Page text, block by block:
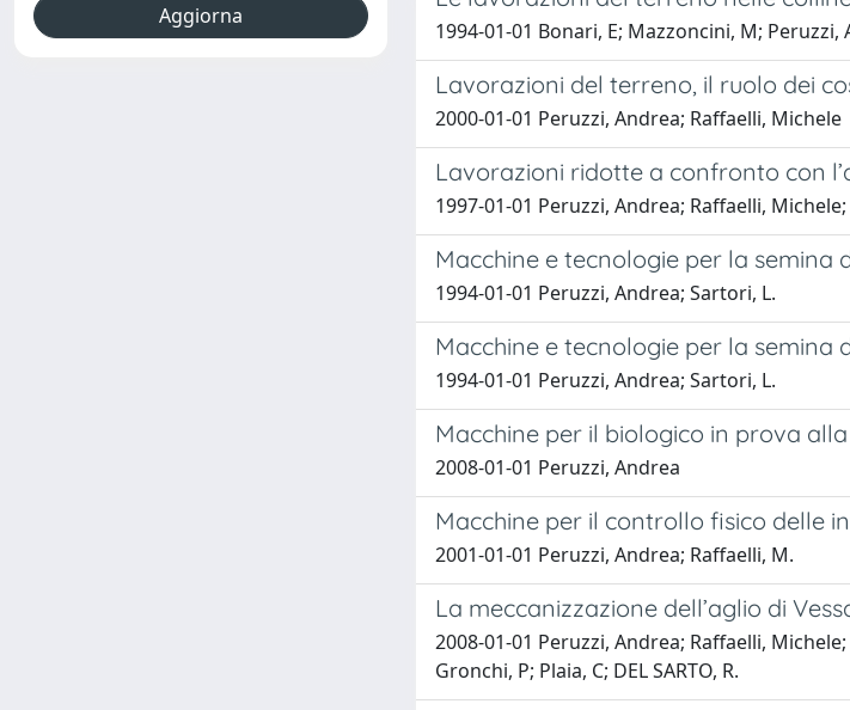
1994-01-01 Bonari, E; Mazzoncini, M; Peruzzi,
Lavorazioni del terreno, il ruolo dei
2000-01-01 Peruzzi, Andrea; Raffaelli, Michele
Lavorazioni ridotte a confronto con
1997-01-01 Peruzzi, Andrea; Raffaelli, Michele;
Macchine e tecnologie per la semina
1994-01-01 Peruzzi, Andrea; Sartori, L.
Macchine e tecnologie per la semina
1994-01-01 Peruzzi, Andrea; Sartori, L.
Macchine per il biologico in prova
2008-01-01 Peruzzi, Andrea
Macchine per il controllo fisico delle
2001-01-01 Peruzzi, Andrea; Raffaelli, M.
La meccanizzazione dell’aglio di
2008-01-01 Peruzzi, Andrea; Raffaelli,
Gronchi, P; Plaia, C; DEL SARTO, R.